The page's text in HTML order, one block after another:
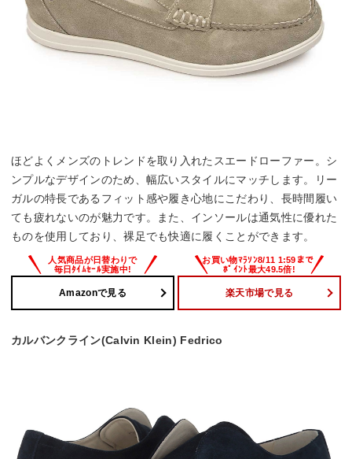
ほどよくメンズのトレンドを取り入れたスエードローファー。シ
ンプルなデザインのため、幅広いスタイルにマッチします。リー
ガルの特長であるフィット感や履き心地にこだわり、長時間履い
ても疲れないのが魅力です。また、インソールは通気性に優れた
ものを使用しており、裸足でも快適に履くことができます。
Amazonで見る 楽天市場で見る
カルバンクライン(Calvin Klein) Fedrico